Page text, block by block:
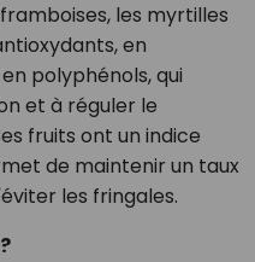
les myrtilles
en
polyphénols, qui
et à réguler le
fruits ont un indice
de maintenir un taux
les fringales.